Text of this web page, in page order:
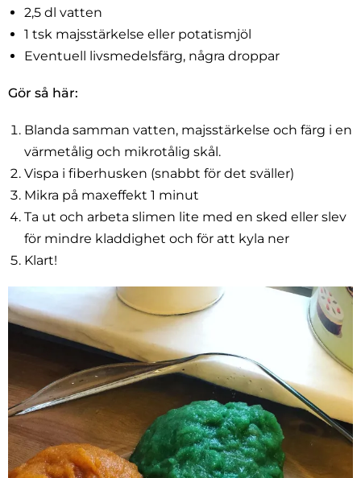
2,5 dl vatten
1 tsk majsstärkelse eller potatismjöl
Eventuell livsmedelsfärg, några droppar
Gör så här:
Blanda samman vatten, majsstärkelse och färg i en
värmetålig och mikrotålig skål.
Vispa i fiberhusken (snabbt för det sväller)
Mikra på maxeffekt 1 minut
Ta ut och arbeta slimen lite med en sked eller slev
för mindre kladdighet och för att kyla ner
Klart!